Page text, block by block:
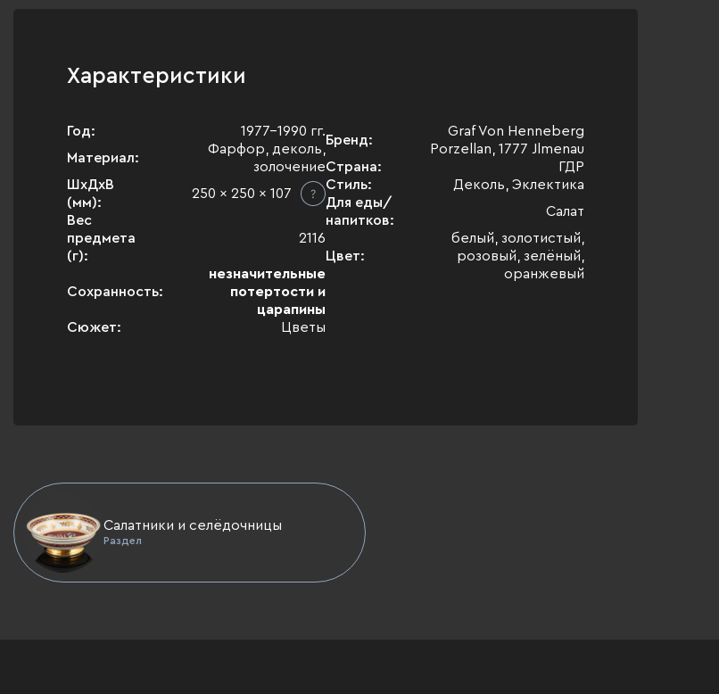
Характеристики
Год:
1977-1990 гг.
Материал:
Фарфор, деколь,
золочение
ШхДхВ
(мм):
250 x 250 x 107
Вес
предмета
(г):
2116
Сохранность:
незначительные
потертости и
царапины
Сюжет:
Цветы
Бренд:
Graf Von Henneberg
Porzellan, 1777 Jlmenau
Страна:
ГДР
Стиль:
Деколь, Эклектика
Для еды/
напитков:
Салат
Цвет:
белый, золотистый,
розовый, зелёный,
оранжевый
Салатники и селёдочницы
Раздел